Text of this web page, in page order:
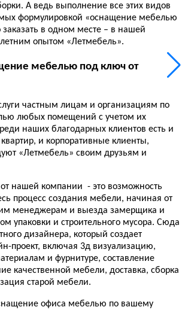
А ведь выполнение все этих видов
формулировкой «оснащение мебелью
в одном месте – в нашей
опытом «Летмебель».
мебелью под ключ от
частным лицам и организациям по
любых помещений с учетом их
наших благодарных клиентов есть и
и корпоративные клиенты,
«Летмебель» своим друзьям и
нашей компании - это возможность
процесс создания мебели, начиная от
менеджерам и выезда замерщика и
упаковки и строительного мусора. Сюда
дизайнера, который создает
проект, включая 3д визуализацию,
и фурнитуре, составление
качественной мебели, доставка, сборка
старой мебели.
офиса мебелью по вашему